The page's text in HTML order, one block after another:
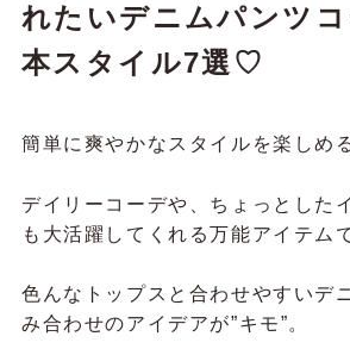
れたいデニムパンツ
本スタイル7選♡
簡単に爽やかなスタイルを楽しめ
デイリーコーデや、ちょっとした
も大活躍してくれる万能アイテム
色んなトップスと合わせやすいデ
み合わせのアイデアが”キモ”。